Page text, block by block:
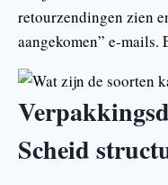
retourzendingen zien
aangekomen” e-mails.
Scheid